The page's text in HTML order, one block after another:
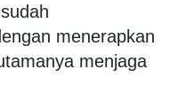
menerapkan
menjaga